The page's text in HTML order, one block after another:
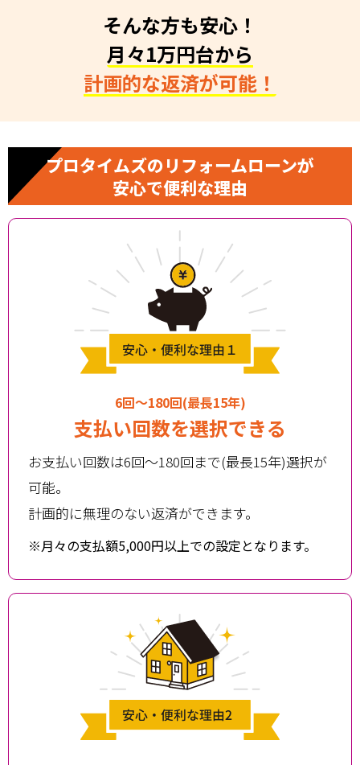
そんな方も安心！
月々1万円台から
計画的な返済が可能！
プロタイムズのリフォームローンが
安心で便利な理由
6回〜180回(最長15年)
支払い回数を選択できる
お支払い回数は6回～180回まで(最長15年)選択が
可能。
計画的に無理のない返済ができます。
※月々の支払額5,000円以上での設定となります。